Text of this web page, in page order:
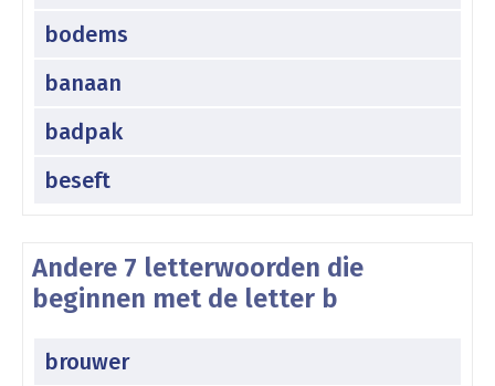
bodems
banaan
badpak
beseft
Andere 7 letterwoorden die
beginnen met de letter b
brouwer